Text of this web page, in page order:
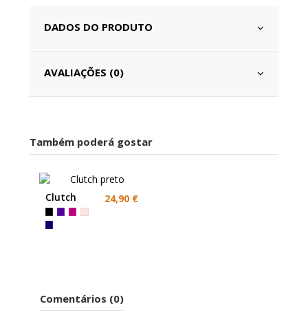
DADOS DO PRODUTO
AVALIAÇÕES (0)
Também poderá gostar
Clutch
preto
24,90 €
Comentários (0)